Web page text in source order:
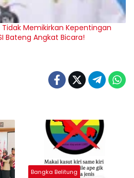
Memikirkan Kepentingan
Bateng Angkat Bicara!
Bangka Belitung